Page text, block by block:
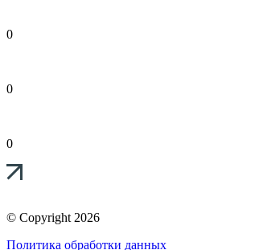
0
0
0
© Copyright 2026
Политика обработки данных